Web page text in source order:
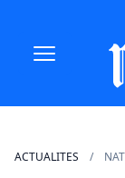
ACTUALITES